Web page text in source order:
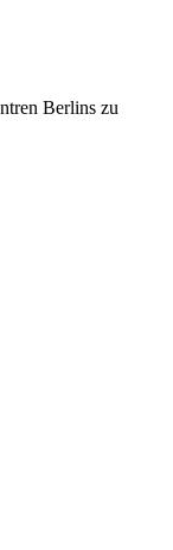
Berlins zu